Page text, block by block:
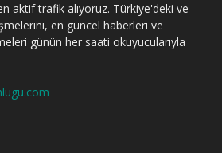
aktif trafik alıyoruz. Türkiye'deki ve
en güncel haberleri ve
günün her saati okuyucularıyla